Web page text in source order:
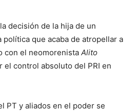
decisión de la hija de un
que acaba de atropellar a
con el neomorenista Alito
el control absoluto del PRI en
PT y aliados en el poder se